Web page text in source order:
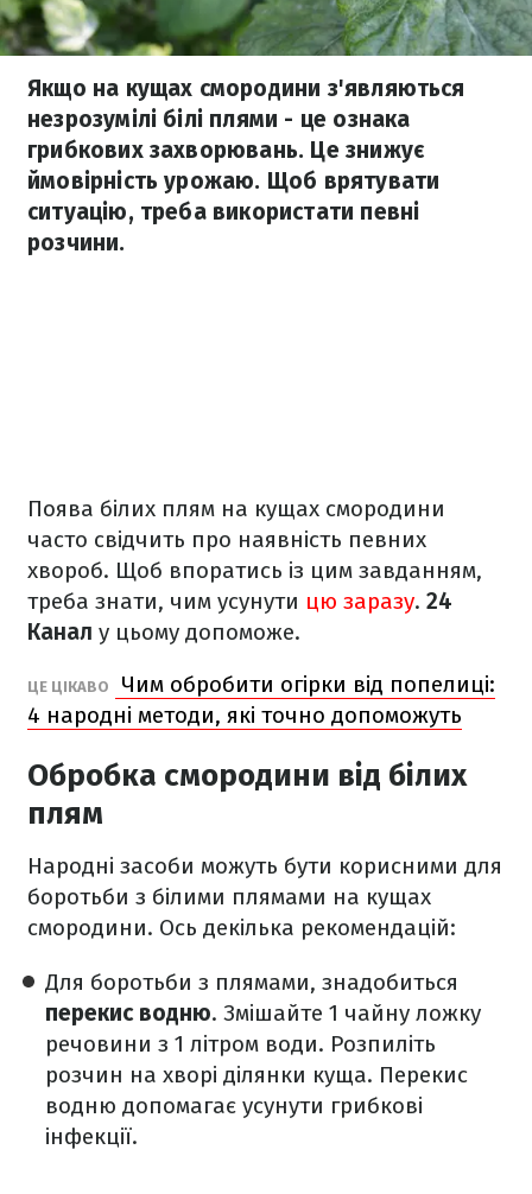
Якщо на кущах смородини з'являються
незрозумілі білі плями - це ознака
грибкових захворювань. Це знижує
ймовірність урожаю. Щоб врятувати
ситуацію, треба використати певні
розчини.
Поява білих плям на кущах смородини
часто свідчить про наявність певних
хвороб. Щоб впоратись із цим завданням,
треба знати, чим усунути цю заразу. 24
Канал у цьому допоможе.
ЦЕ ЦІКАВО
Чим обробити огірки від попелиці:
4 народні методи, які точно допоможуть
Обробка смородини від білих
плям
Народні засоби можуть бути корисними для
боротьби з білими плямами на кущах
смородини. Ось декілька рекомендацій:
Для боротьби з плямами, знадобиться
перекис водню. Змішайте 1 чайну ложку
речовини з 1 літром води. Розпиліть
розчин на хворі ділянки куща. Перекис
водню допомагає усунути грибкові
інфекції.